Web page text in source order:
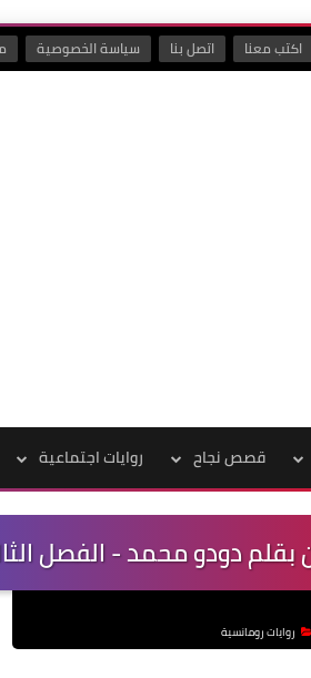
اكتب معنا اتصل بنا سياسة الخصوصية
قصص نجاح روايات اجتماعية
دودو محمد - الفصل
روايات رومانسية